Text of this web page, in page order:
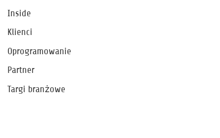
Inside
Klienci
Oprogramowanie
Partner
Targi branżowe